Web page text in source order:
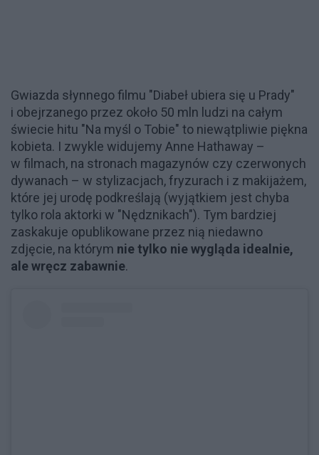
Gwiazda słynnego filmu "Diabeł ubiera się u Prady"
i obejrzanego przez około 50 mln ludzi na całym
świecie hitu "Na myśl o Tobie" to niewątpliwie piękna
kobieta. I zwykle widujemy Anne Hathaway –
w filmach, na stronach magazynów czy czerwonych
dywanach – w stylizacjach, fryzurach i z makijażem,
które jej urodę podkreślają (wyjątkiem jest chyba
tylko rola aktorki w "Nędznikach"). Tym bardziej
zaskakuje opublikowane przez nią niedawno
zdjęcie, na którym nie tylko nie wygląda idealnie,
ale wręcz zabawnie.